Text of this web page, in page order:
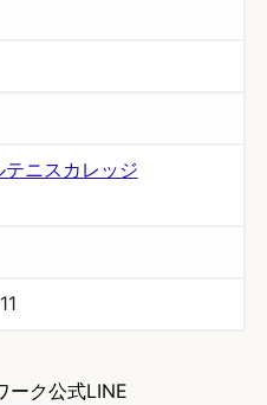
ニスカレッジ
ーク公式LINE